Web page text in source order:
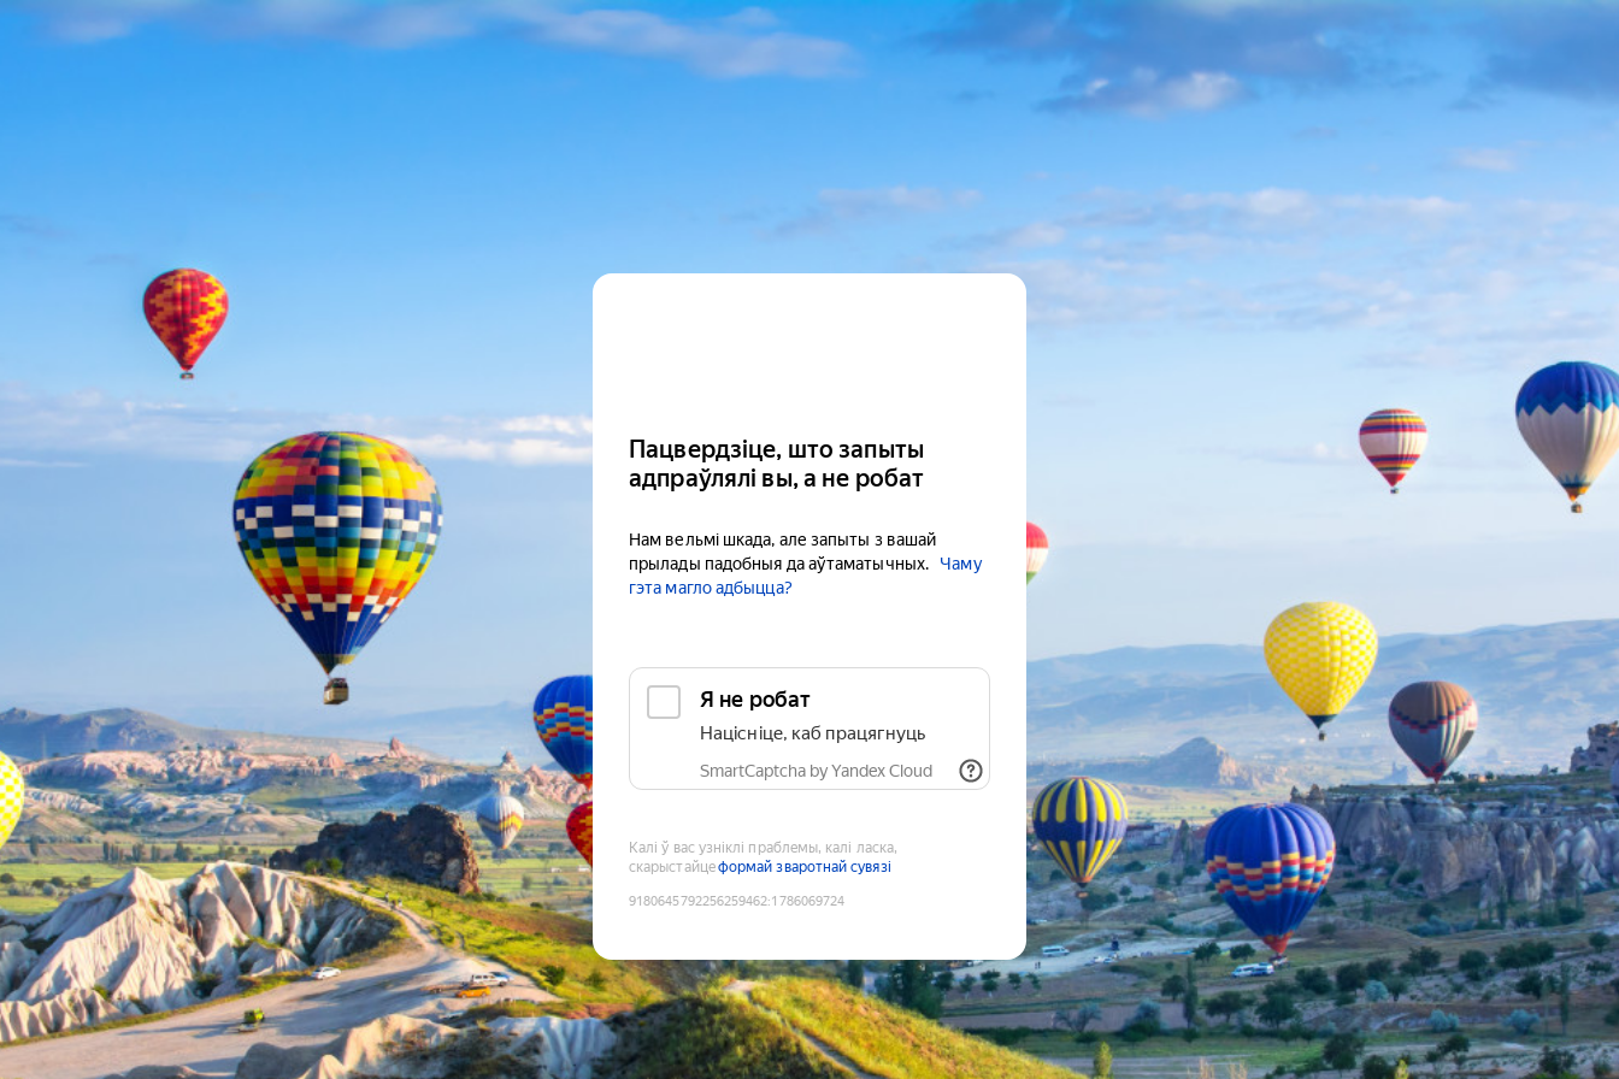
Пацвердзіце, што запыты
адпраўлялі вы, а не робат
Нам вельмі шкада, але запыты з вашай
прылады падобныя да аўтаматычных.
Чаму
гэта магло адбыцца?
Я не робат
Націсніце, каб працягнуць
SmartCaptcha by Yandex Cloud
Калі ў вас узніклі праблемы, калі ласка,
скарыстайцеформай зваротнай сувязі
9180645792256259462:1786069724